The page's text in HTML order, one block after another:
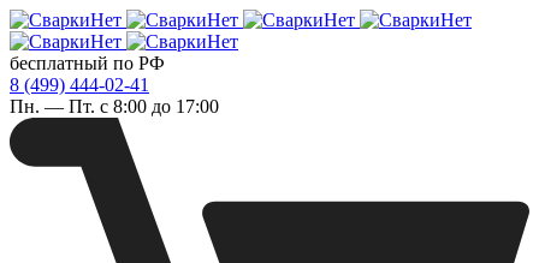
бесплатный по РФ
8 (499) 444-02-41
Пн. — Пт. с 8:00 до 17:00